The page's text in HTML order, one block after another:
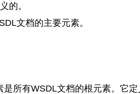
的。
文档的主要元素。
是所有WSDL文档的根元素。它